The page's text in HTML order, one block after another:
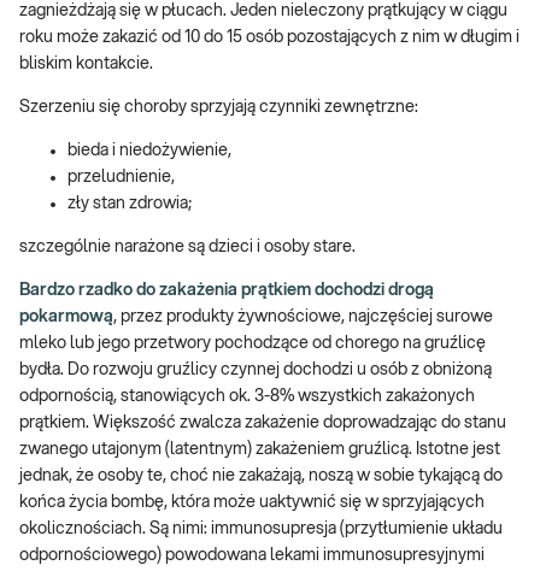
zagnieżdżają się w płucach. Jeden nieleczony prątkujący w ciągu
roku może zakazić od 10 do 15 osób pozostających z nim w długim i
bliskim kontakcie.
Szerzeniu się choroby sprzyjają czynniki zewnętrzne:
bieda i niedożywienie,
przeludnienie,
zły stan zdrowia;
szczególnie narażone są dzieci i osoby stare.
Bardzo rzadko do zakażenia prątkiem dochodzi drogą
pokarmową, przez produkty żywnościowe, najczęściej surowe
mleko lub jego przetwory pochodzące od chorego na gruźlicę
bydła. Do rozwoju gruźlicy czynnej dochodzi u osób z obniżoną
odpornością, stanowiących ok. 3-8% wszystkich zakażonych
prątkiem. Większość zwalcza zakażenie doprowadzając do stanu
zwanego utajonym (latentnym) zakażeniem gruźlicą. Istotne jest
jednak, że osoby te, choć nie zakażają, noszą w sobie tykającą do
końca życia bombę, która może uaktywnić się w sprzyjających
okolicznościach. Są nimi: immunosupresja (przytłumienie układu
odpornościowego) powodowana lekami immunosupresyjnymi